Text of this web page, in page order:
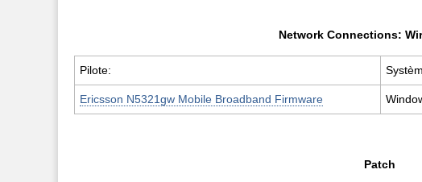
Network Connections:
Pilote:
Ericsson N5321gw Mobile Broadband Firmware
Patch